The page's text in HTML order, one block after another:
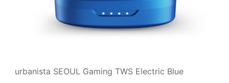
urbanista SEOUL Gaming TWS Electric Blue